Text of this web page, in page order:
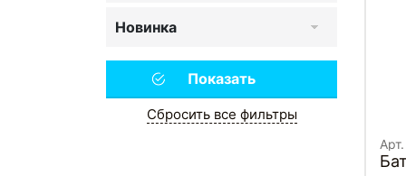
Новинка
Сбросить все фильтры